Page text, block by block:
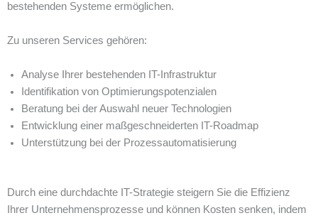
bestehenden Systeme ermöglichen.
Zu unseren Services gehören:
Analyse Ihrer bestehenden IT-Infrastruktur
Identifikation von Optimierungspotenzialen
Beratung bei der Auswahl neuer Technologien
Entwicklung einer maßgeschneiderten IT-Roadmap
Unterstützung bei der Prozessautomatisierung
Durch eine durchdachte IT-Strategie steigern Sie die Effizienz
Ihrer Unternehmensprozesse und können Kosten senken, indem